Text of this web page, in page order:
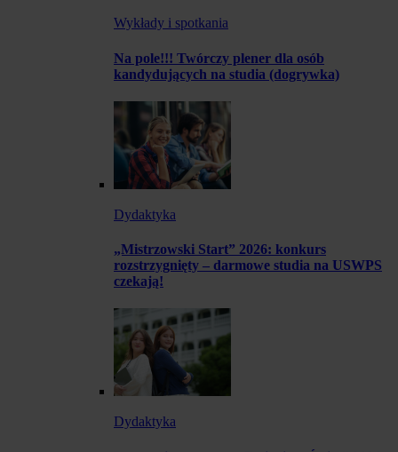
Wykłady i spotkania
Na pole!!! Twórczy plener dla osób
kandydujących na studia (dogrywka)
Dydaktyka
„Mistrzowski Start” 2026: konkurs
rozstrzygnięty – darmowe studia na USWPS
czekają!
Dydaktyka